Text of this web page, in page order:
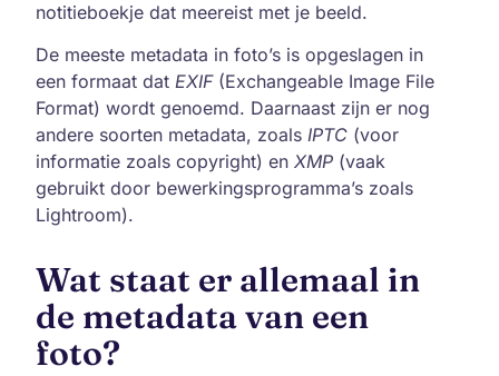
notitieboekje dat meereist met je beeld.
De meeste metadata in foto’s is opgeslagen in
een formaat dat EXIF(Exchangeable Image File
Format) wordt genoemd. Daarnaast zijn er nog
andere soorten metadata, zoals IPTC (voor
informatie zoals copyright) en XMP (vaak
gebruikt door bewerkingsprogramma’s zoals
Lightroom).
Wat staat er allemaal in
de metadata van een
foto?